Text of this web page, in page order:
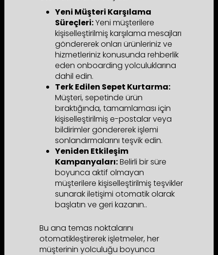
Yeni Müşteri Karşılama
Süreçleri:Yeni müşterilere
kişiselleştirilmiş karşılama mesajları
göndererek onları ürünleriniz ve
hizmetleriniz konusunda rehberlik
eden onboarding yolculuklarına
dahil edin.
Terk Edilen Sepet Kurtarma:
Müşteri, sepetinde ürün
bıraktığında, tamamlaması için
kişiselleştirilmiş e-postalar veya
bildirimler göndererek işlemi
sonlandırmalarını teşvik edin.
Yeniden Etkileşim
Kampanyaları:Belirli bir süre
boyunca aktif olmayan
müşterilere kişiselleştirilmiş teşvikler
sunarak iletişimi otomatik olarak
başlatın ve geri kazanın..
Bu ana temas noktalarını
otomatikleştirerek işletmeler, her
müşterinin yolculuğu boyunca